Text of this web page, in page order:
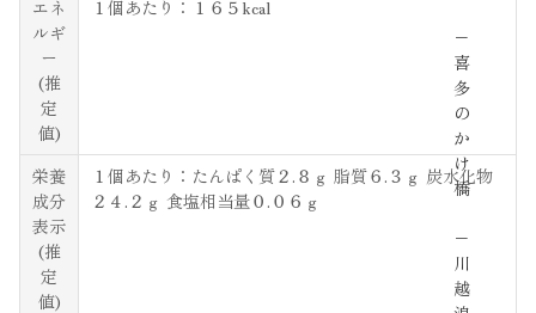
−
喜
多
の
か
け
橋
−
川
越
エネ
ルギ
ー
(推
定
値)
１個あたり：１６５kcal
栄養
成分
表示
(推
定
値)
１個あたり：たんぱく質２.８ｇ 脂質６.３ｇ 炭水化物
２４.２ｇ 食塩相当量０.０６ｇ